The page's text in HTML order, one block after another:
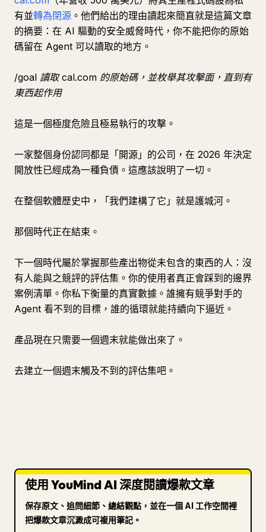
有並轉為閉源 。他們給出的理由讀起來簡直就是這篇文章
的摘要：在 AI 驅動的安全威脅時代，你不能把你的原始
碼留在 Agent 可以讀取的地方。
/goal 讀取 cal.com 的原始碼，並枚舉其攻擊面，直到有
東西起作用
這是一個極度危險且極易執行的攻擊。
一家整個身份認同都是「開源」的公司，在 2026 年決定
開放性已經成為一種負債。這應該說明了一切。
在整個軟體歷史中，「我們建構了它」就是護城河。
那個時代正在結束。
下一個時代屬於掌握那些產出物從未包含的東西的人：沒
有人能與之競評的評估集。你的使用者真正會踩到的邊界
案例清單。你私下衡量的真實數據。誰擁有競爭對手的
Agent 看不到的目標，誰的循環就能持續向下逼近。
產品現在只需要一個週末就能做出來了。
去建立一個週末觸及不到的評估集吧。
使用 YouMind AI 深度閱讀爆款文章
保存原文、追問細節、總結觀點，並在一個 AI 工作空間裡
把爆款文章沉澱成可複用筆記。